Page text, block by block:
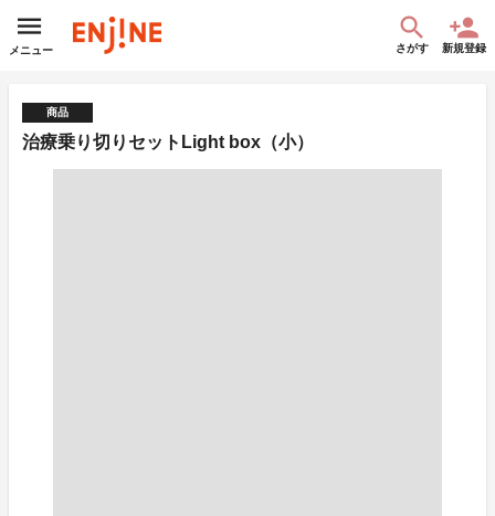
メニュー さがす 新規登録
商品
治療乗り切りセットLight box（小）